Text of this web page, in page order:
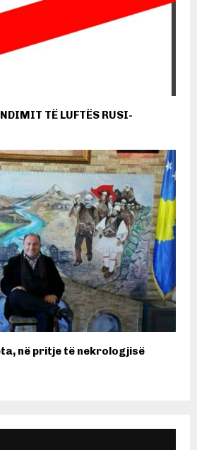
TË LUFTËS RUSI-
në pritje të nekrologjisë